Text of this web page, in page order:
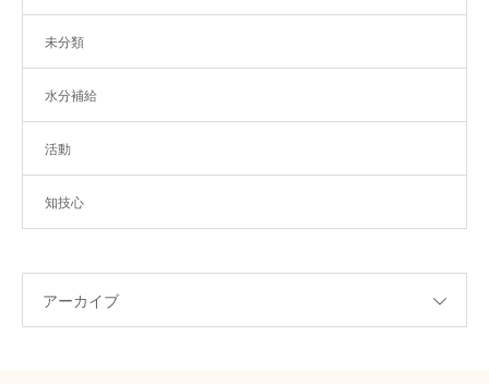
未分類
水分補給
活動
知技心
アーカイブ